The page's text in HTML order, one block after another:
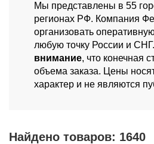
Мы представлены в 55
регионах РФ. Компания
организовать
любую точку России и СНГ.
внимание, что конечная
объема заказа. Цены
характер и не являются
Найдено товаров: 1640